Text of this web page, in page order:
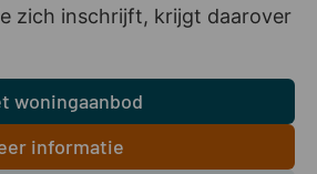
zich inschrijft, krijgt daarover
woningaanbod
informatie